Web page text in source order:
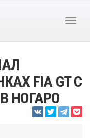
FIA GT С
НОГАРО